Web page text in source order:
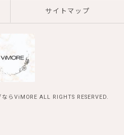
サイトマップ
らViMORE ALL RIGHTS RESERVED.